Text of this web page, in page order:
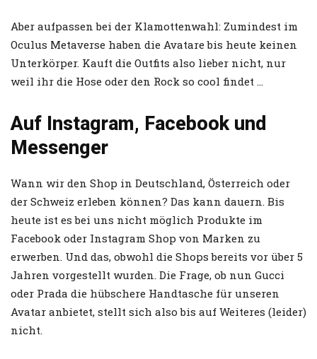
Aber aufpassen bei der Klamottenwahl: Zumindest im
Oculus Metaverse haben die Avatare bis heute keinen
Unterkörper. Kauft die Outfits also lieber nicht, nur
weil ihr die Hose oder den Rock so cool findet …
Auf Instagram, Facebook und
Messenger
Wann wir den Shop in Deutschland, Österreich oder
der Schweiz erleben können? Das kann dauern. Bis
heute ist es bei uns nicht möglich Produkte im
Facebook oder Instagram Shop von Marken zu
erwerben. Und das, obwohl die Shops bereits vor über 5
Jahren vorgestellt wurden. Die Frage, ob nun Gucci
oder Prada die hübschere Handtasche für unseren
Avatar anbietet, stellt sich also bis auf Weiteres (leider)
nicht.